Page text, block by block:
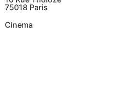
75018 Paris
Cinema